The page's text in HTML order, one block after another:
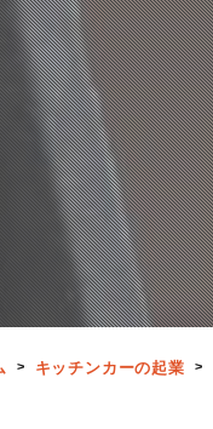
キッチンカーの起業